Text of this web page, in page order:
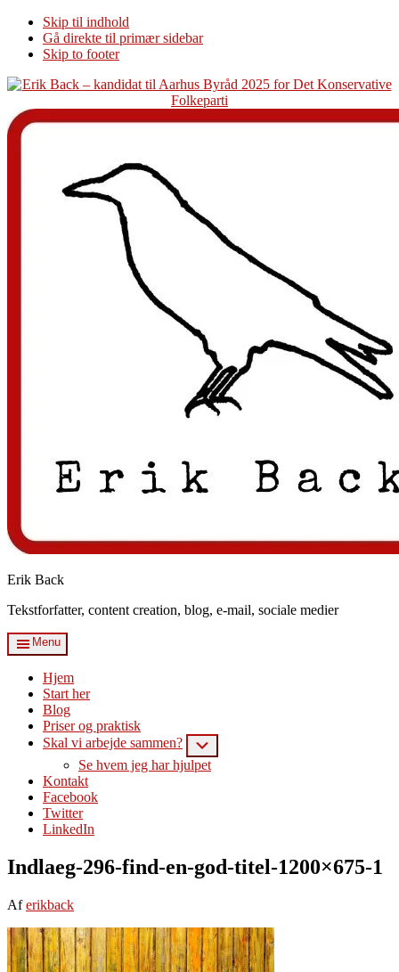
Skip til indhold
Gå direkte til primær sidebar
Skip to footer
Additional
menu
Erik Back
Tekstforfatter, content creation, blog, e-mail, sociale medier
Menu
Hjem
Start her
Blog
Priser og praktisk
Skal vi arbejde sammen?
Se hvem jeg har hjulpet
Kontakt
Facebook
Twitter
LinkedIn
Indlaeg-296-find-en-god-titel-1200×675-1
Aferikback